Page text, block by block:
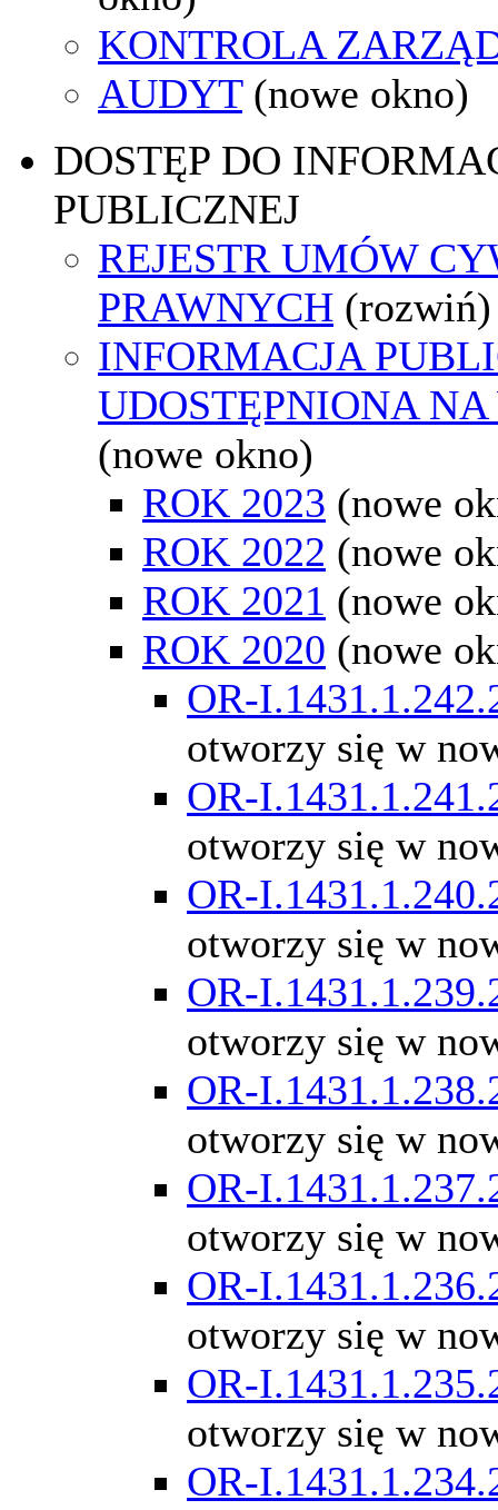
KONTROLA
AUDYT (nowe okno)
DOSTĘP DO
PUBLICZNEJ
REJESTR UMÓW
PRAWNYCH (rozwiń)
INFORMACJA
UDOSTĘPNIONA
(nowe okno)
ROK 2023 (nowe
ROK 2022 (nowe
ROK 2021 (nowe
ROK 2020 (nowe
OR-
otworzy się w
OR-
otworzy się w
OR-
otworzy się w
OR-
otworzy się w
OR-
otworzy się w
OR-
otworzy się w
OR-
otworzy się w
OR-
otworzy się w
OR-